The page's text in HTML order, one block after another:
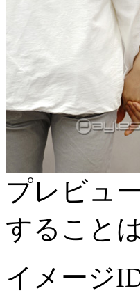
プレビュ
すること
イメージ